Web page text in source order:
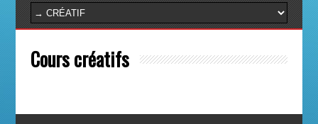
Cours créatifs